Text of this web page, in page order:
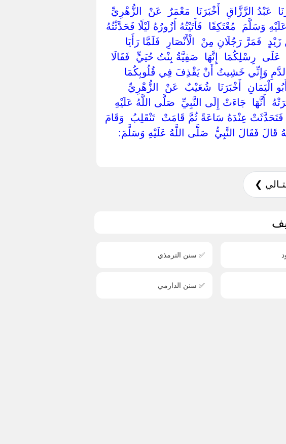
‏عَبْدُ الرَّزَّاقِ ‏ ‏أَخْبَرَنَا ‏ ‏مَعْمَرٌ ‏ ‏عَنْ ‏ ‏الزُّهْرِيِّ
‏مُعْتَكِفًا ‏ ‏فَأَتَيْتُهُ أَزُورُهُ لَيْلًا فَحَدَّثْتُهُ
‏فَمَرَّ رَجُلَانِ مِنْ ‏ ‏الْأَنْصَارِ ‏ ‏فَلَمَّا رَأَيَا
‏رِسْلِكُمَا ‏ ‏إِنَّهَا ‏ ‏صَفِيَّةُ بِنْتُ حُيَيٍّ ‏ ‏فَقَالَا
وَإِنِّي خَشِيتُ أَنْ يَقْذِفَ فِي قُلُوبِكُمَا
الْيَمَانِ ‏ ‏أَخْبَرَنَا ‏ ‏شُعَيْبٌ ‏ ‏عَنْ ‏ ‏الزُّهْرِيِّ
‏أَنَّهَا ‏ ‏جَاءَتْ إِلَى النَّبِيِّ ‏ ‏صَلَّى اللَّهُ عَلَيْهِ
عِنْدَهُ سَاعَةً ثُمَّ قَامَتْ ‏ ‏تَنْقَلِبُ ‏ ‏وَقَامَ
قَالَ فَقَالَ النَّبِيُّ ‏ ‏صَلَّى اللَّهُ عَلَيْهِ وَسَلَّمَ:
❯
✅ سنن الترمذي
✅ سنن الدارمي